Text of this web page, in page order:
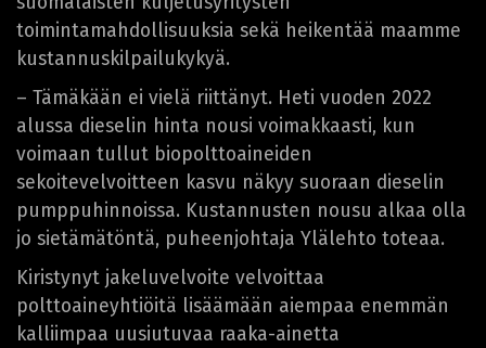
toimintamahdollisuuksia sekä heikentää maamme
kustannuskilpailukykyä.
– Tämäkään ei vielä riittänyt. Heti vuoden 2022
alussa dieselin hinta nousi voimakkaasti, kun
voimaan tullut biopolttoaineiden
sekoitevelvoitteen kasvu näkyy suoraan dieselin
pumppuhinnoissa. Kustannusten nousu alkaa olla
jo sietämätöntä, puheenjohtaja Ylälehto toteaa.
Kiristynyt jakeluvelvoite velvoittaa
polttoaineyhtiöitä lisäämään aiempaa enemmän
kalliimpaa uusiutuvaa raaka-ainetta